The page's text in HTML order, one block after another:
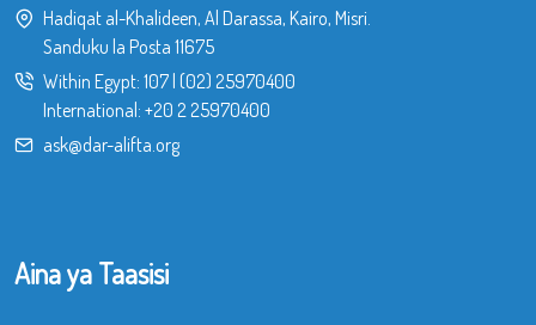
Hadiqat al-Khalideen, Al Darassa, Kairo, Misri.
Sanduku la Posta 11675
Within Egypt: 107| (02) 25970400
International: +20 2 25970400
ask@dar-alifta.org
Aina ya Taasisi